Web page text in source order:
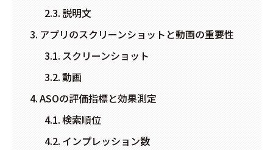
説明文
アプリのスクリーンショットと動画の重要性
スクリーンショット
動画
ASOの評価指標と効果測定
検索順位
インプレッション数